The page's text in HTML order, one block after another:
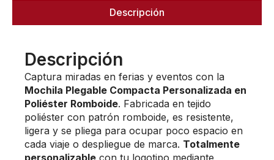
Descripción
Descripción
Captura miradas en ferias y eventos con la
Mochila Plegable Compacta Personalizada en
Poliéster Romboide. Fabricada en tejido
poliéster con patrón romboide, es resistente,
ligera y se pliega para ocupar poco espacio en
cada viaje o despliegue de marca. Totalmente
personalizable con tu logotipo mediante